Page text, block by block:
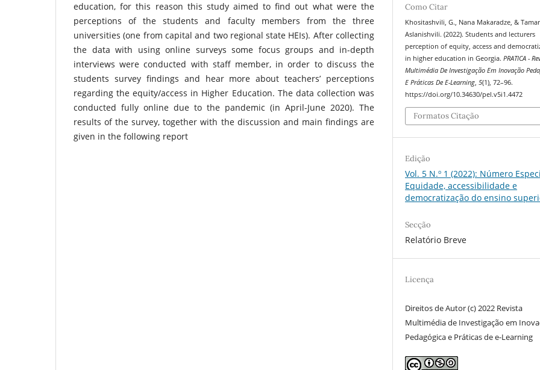
education, for this reason this study aimed to find out what were the
perceptions of the students and faculty members from the three
universities (one from capital and two regional state HEIs). After collecting
the data with using online surveys some focus groups and in-depth
interviews were conducted with staff member, in order to discuss the
students survey findings and hear more about teachers’ perceptions
regarding the equity/access in Higher Education. The data collection was
conducted fully online due to the pandemic (in April-June 2020). The
results of the survey, together with the discussion and main findings are
given in the following report
Como Citar
Khositashvili, G., Nana Makaradze, & Tamar
Aslanishvili. (2022). Students and lecturers
perception of equity, access and
in higher education in Georgia.PRATICA -
Multimédia De Investigação Em Inovação
E Práticas De E-Learning,5(1), 72–96.
https://doi.org/10.34630/pel.v5i1.4472
Formatos Citação
Edição
Vol. 5 N.º 1 (2022): Número
Equidade, accessibilidade e
democratização do ensino
Secção
Relatório Breve
Licença
Direitos de Autor (c) 2022 Revista
Multimédia de Investigação em
Pedagógica e Práticas de e-Learning